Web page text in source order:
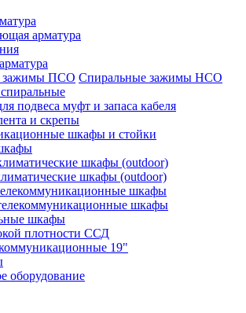
арматура
зажимы ПСО Спиральные зажимы НСО
подвеса муфт и запаса кабеля
и скрепы
шкафы и стойки
шкафы (outdoor)
шкафы (outdoor)
шкафы
шкафы
шкафы
плотности ССД
19"
оборудование